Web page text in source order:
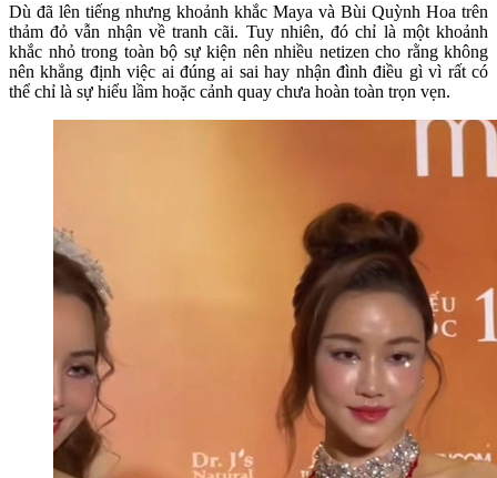
Dù đã lên tiếng nhưng khoảnh khắc Maya và Bùi Quỳnh Hoa trên
thảm đỏ vẫn nhận về tranh cãi. Tuy nhiên, đó chỉ là một khoảnh
khắc nhỏ trong toàn bộ sự kiện nên nhiều netizen cho rằng không
nên khẳng định việc ai đúng ai sai hay nhận đình điều gì vì rất có
thể chỉ là sự hiểu lầm hoặc cảnh quay chưa hoàn toàn trọn vẹn.